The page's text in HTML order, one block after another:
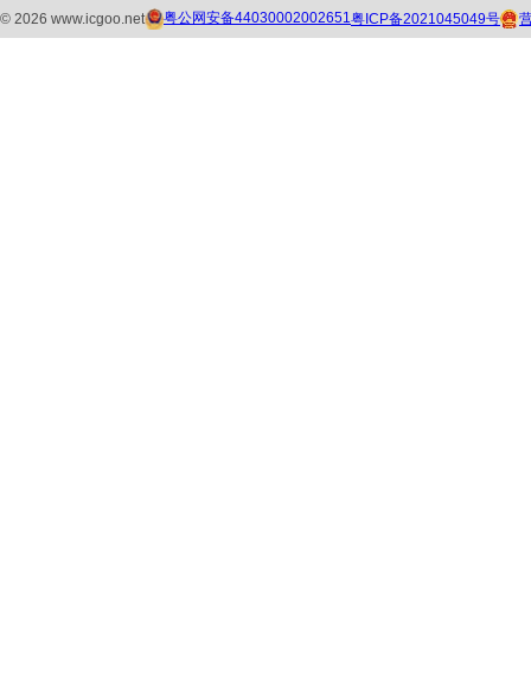
© 2026 www.icgoo.net 粤公网安备44030002002651粤ICP备2021045049号